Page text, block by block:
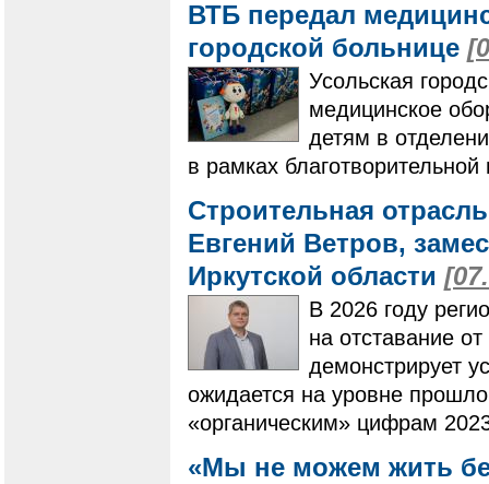
ВТБ передал
городской больнице
Усольская
медицинское
детям в
в рамках
Строительная
Евгений Ветров,
Иркутской области
В 2026 году
на отставание
демонстрирует
ожидается на уровне
«органическим» цифрам
«Мы не можем жить